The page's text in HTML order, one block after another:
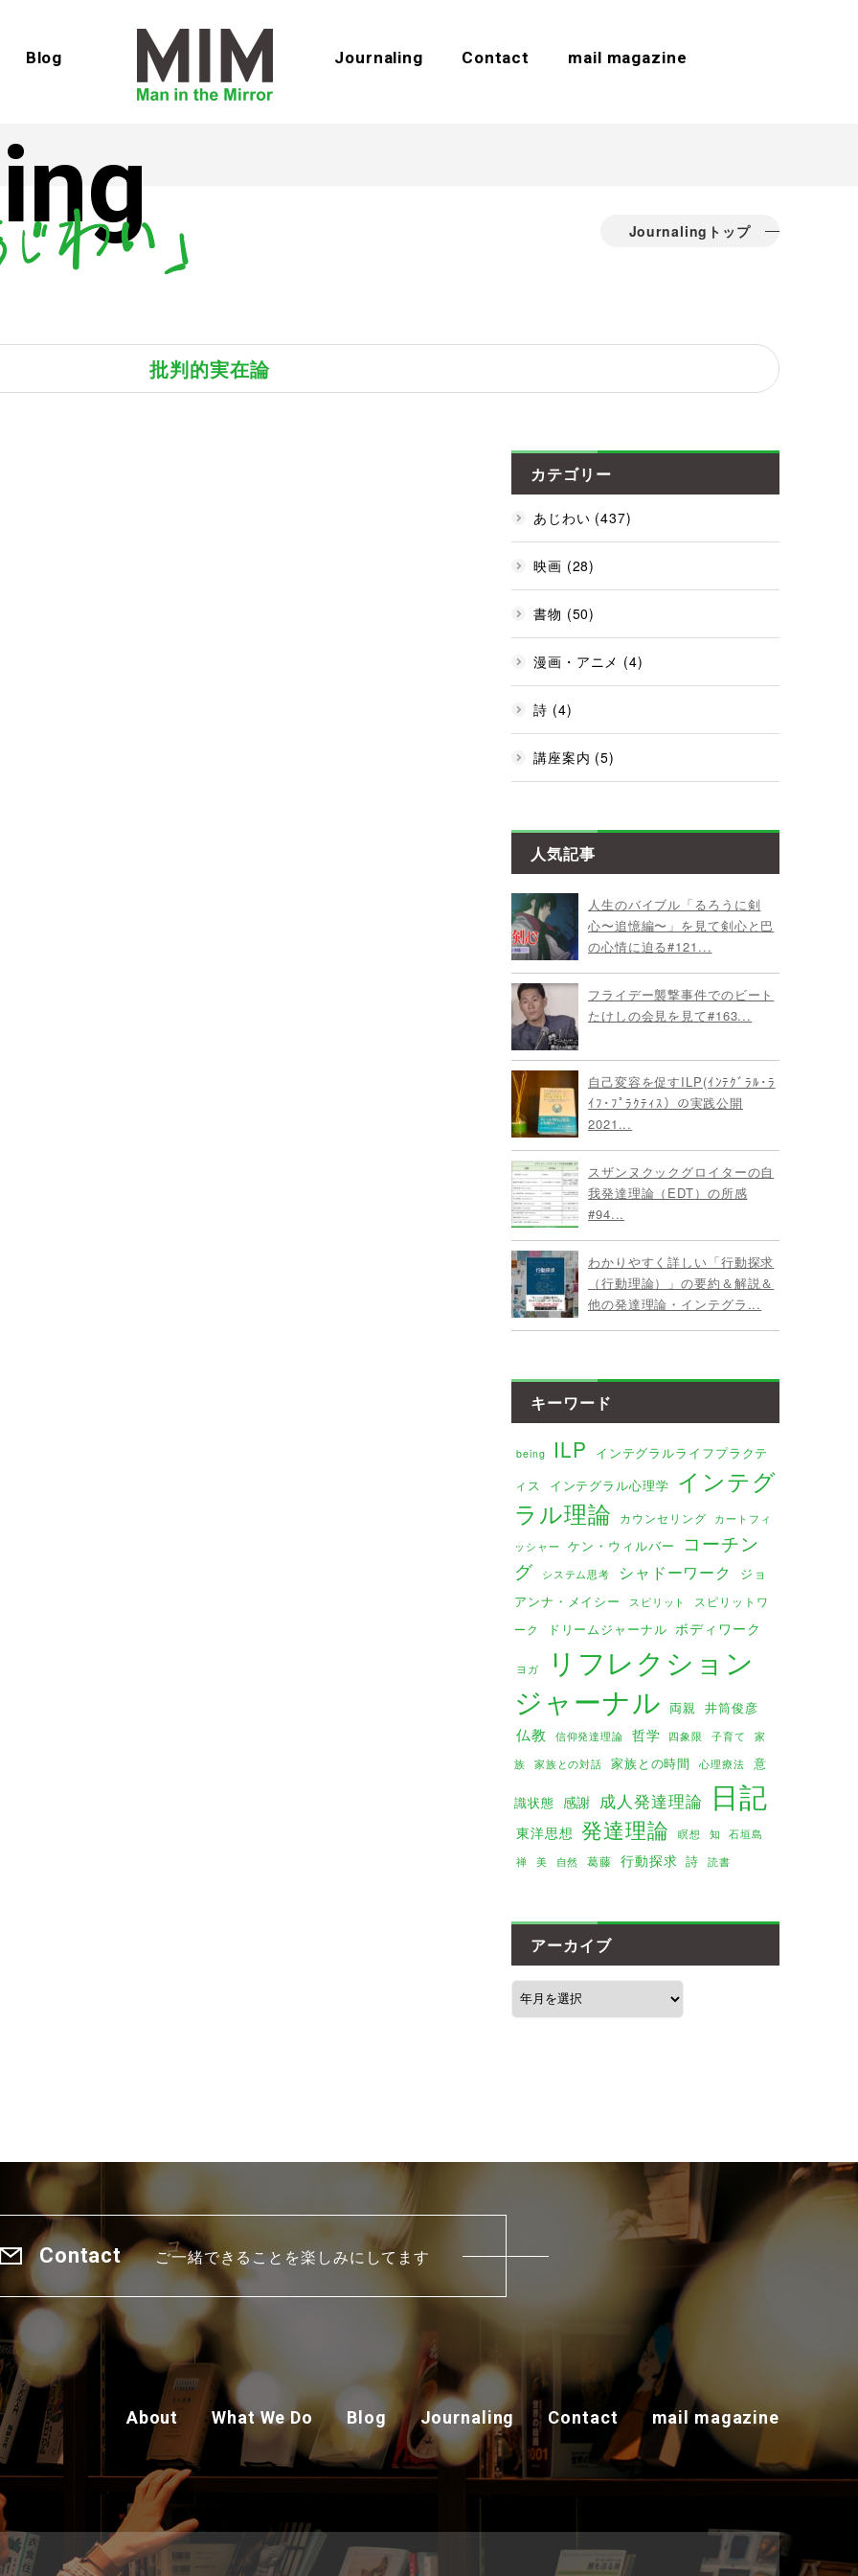
Blog Journaling Contact mail magazine
Journalingトップ
批判的実在論
カテゴリー
あじわい (437)
映画 (28)
書物 (50)
漫画・アニメ (4)
詩 (4)
講座案内 (5)
人気記事
人生のバイブル「るろうに剣
心〜追憶編〜」を見て剣心と巴
の心情に迫る#121...
フライデー襲撃事件でのビート
たけしの会見を見て#163...
自己変容を促すILP(ｲﾝﾃｸﾞﾗﾙ･ﾗ
ｲﾌ･ﾌﾟﾗｸﾃｨｽ）の実践公開
2021...
スザンヌクックグロイターの自
我発達理論（EDT）の所感
#94...
わかりやすく詳しい「行動探求
（行動理論）」の要約＆解説＆
他の発達理論・インテグラ...
キーワード
being ILP
インテグラルライフプラクテ
ィス
インテグラル心理学 インテグ
ラル理論
カウンセリング
カートフィ
ッシャー
ケン・ウィルバー
コーチン
グ
システム思考 シャドーワーク
ジョ
アンナ・メイシー
スピリット
スピリットワ
ーク
ドリームジャーナル ボディワーク
ヨガ
リフレクション
ジャーナル 両親 井筒俊彦
仏教 信仰発達理論 哲学 四象限 子育て
家
族
家族との対話 家族との時間 心理療法 意
識状態 感謝 成人発達理論 日記
東洋思想 発達理論 瞑想 知
石垣島
禅
美 自然 葛藤 行動探求 詩 読書
アーカイブ
Contact ご一緒できることを楽しみにしてます
About What We Do Blog Journaling Contact mail magazine